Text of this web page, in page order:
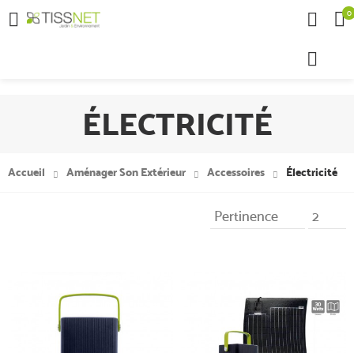
 0
ÉLECTRICITÉ
Accueil Aménager Son Extérieur Accessoires Électricité
Pertinence 2